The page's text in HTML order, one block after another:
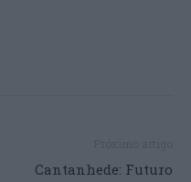
Cantanhede: Futuro